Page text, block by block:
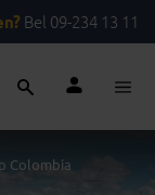
Bel 09-234 13 11
Colombia